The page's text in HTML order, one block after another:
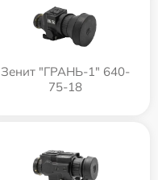
Зенит "ГРАНЬ-1" 640-
75-18